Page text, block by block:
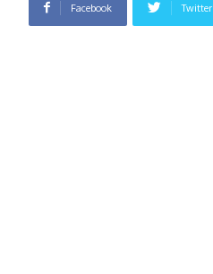
Facebook Twitter